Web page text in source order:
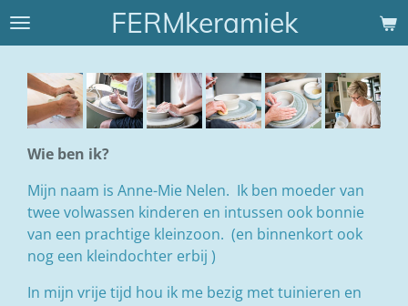
Ga
hoofdinhoud
FERMkeramiek
Wie ben ik?
Mijn naam is Anne-Mie Nelen. Ik ben moeder van
twee volwassen kinderen en intussen ook bonnie
van een prachtige kleinzoon. (en binnenkort ook
nog een kleindochter erbij )
In mijn vrije tijd hou ik me bezig met tuinieren en